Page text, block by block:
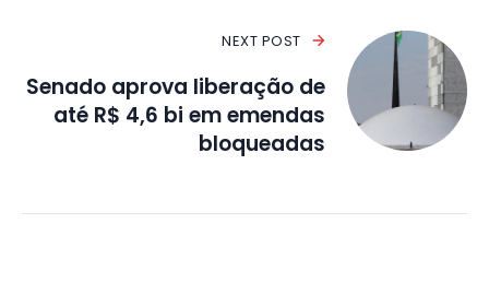
NEXT POST
Senado aprova liberação de
até R$ 4,6 bi em emendas
bloqueadas